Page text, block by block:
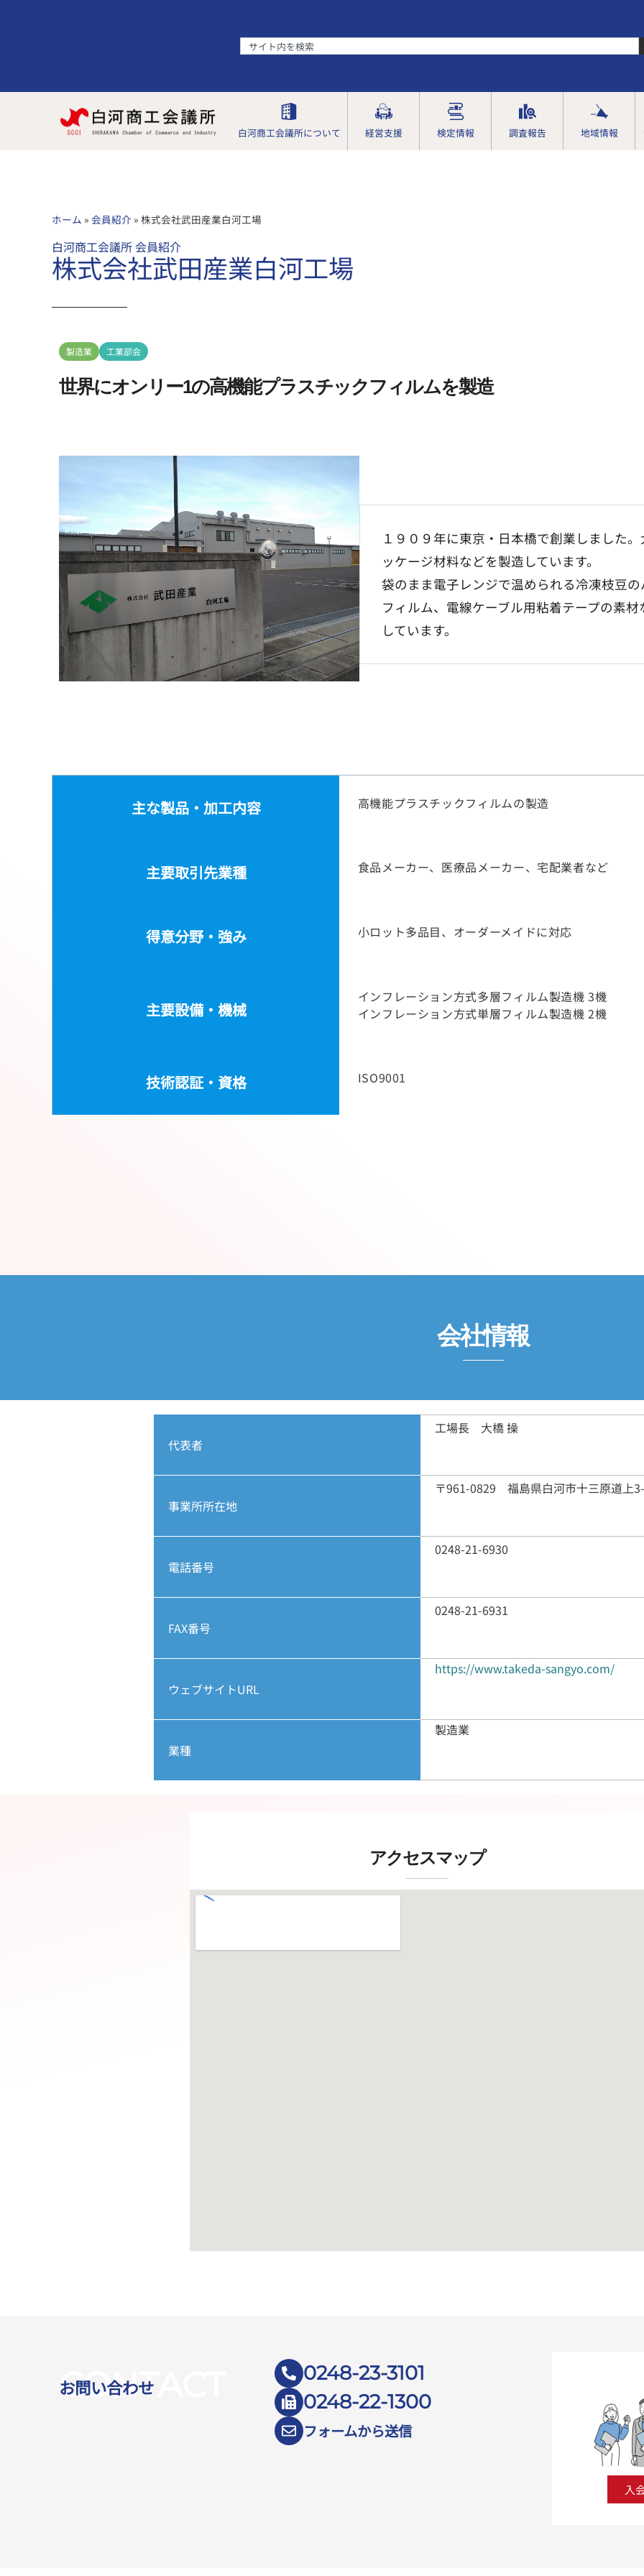
白河商工会議所について 経営支援 検定情報 調査報告 地域情報
ホーム » 会員紹介 » 株式会社武田産業白河工場
白河商工会議所 会員紹介
株式会社武田産業白河工場
製造業 工業部会
世界にオンリー1の高機能プラスチックフィルムを製造
１９０９年に東京・日本橋で創業しました
ッケージ材料などを製造しています。
袋のまま電子レンジで温められる冷凍枝豆
フィルム、電線ケーブル用粘着テープの素
しています。
主な製品・加工内容 高機能プラスチックフィルムの製造
主要取引先業種 食品メーカー、医療品メーカー、宅配業者など
得意分野・強み 小ロット多品目、オーダーメイドに対応
主要設備・機械
インフレーション方式多層フィルム製造機 3機
インフレーション方式単層フィルム製造機 2機
技術認証・資格 ISO9001
会社情報
代表者
工場長 大橋 操
事業所所在地
〒961-0829 福島県白河市十三原道上
電話番号
0248-21-6930
FAX番号
0248-21-6931
ウェブサイトURL
https://www.takeda-sangyo.com/
業種
製造業
アクセスマップ
CONTACT
お問い合わせ
0248-23-3101
0248-22-1300
フォームから送信
入